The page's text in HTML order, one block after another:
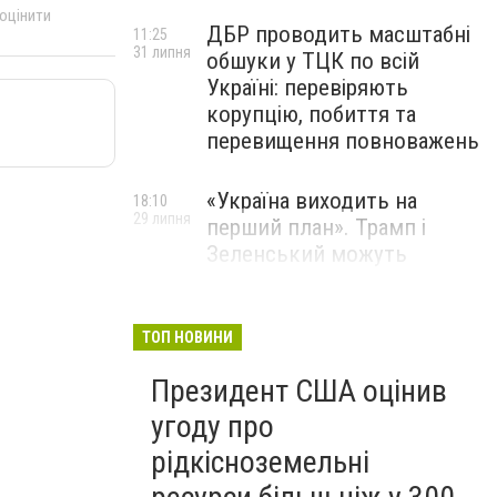
ДБР проводить масштабні
обшуки у ТЦК по всій
Україні: перевіряють
корупцію, побиття та
перевищення повноважень
11:25
31 липня
«Україна виходить на
перший план». Трамп і
Зеленський можуть
18:10
29 липня
навчання зі зміцнення
доброчесності й
ефективного урядування
29 липня
ТОП НОВИНИ
Президент США оцінив
угоду про
рідкісноземельні